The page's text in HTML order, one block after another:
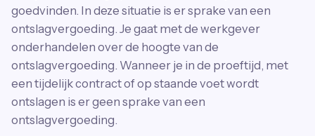
goedvinden. In deze situatie is er sprake van een
ontslagvergoeding. Je gaat met de werkgever
onderhandelen over de hoogte van de
ontslagvergoeding. Wanneer je in de proeftijd, met
een tijdelijk contract of op staande voet wordt
ontslagen is er geen sprake van een
ontslagvergoeding.